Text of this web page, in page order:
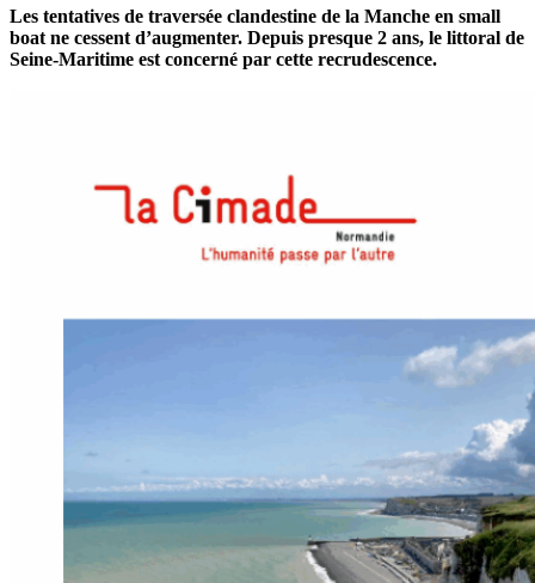
Les tentatives de traversée clandestine de la Manche en small
boat ne cessent d’augmenter. Depuis presque 2 ans, le littoral de
Seine-Maritime est concerné par cette recrudescence.